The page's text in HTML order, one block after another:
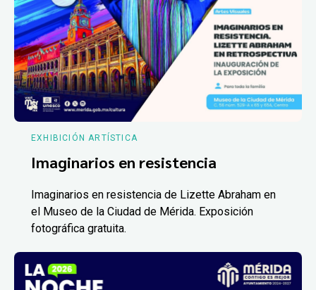
EXHIBICIÓN ARTÍSTICA
Imaginarios en resistencia
Imaginarios en resistencia de Lizette Abraham en
el Museo de la Ciudad de Mérida. Exposición
fotográfica gratuita.